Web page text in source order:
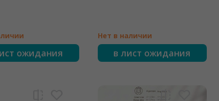
ожидания
Нет в наличии
в лист ожидания